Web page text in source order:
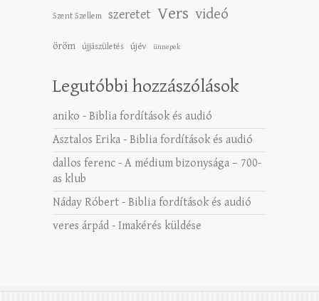
Szent Szellem szeretet Vers videó
öröm újjászületés újév ünnepek
Legutóbbi hozzászólások
aniko - Biblia fordítások és audió
Asztalos Erika - Biblia fordítások és audió
dallos ferenc - A médium bizonysága – 700-
as klub
Náday Róbert - Biblia fordítások és audió
veres árpád - Imakérés küldése